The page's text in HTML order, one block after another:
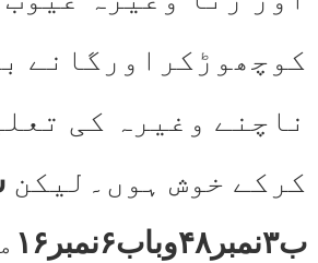
کوچھوڑکراورگانے
ناچنے وغیرہ کی
کرکے خوش ہوں۔لیکن
ب۳نمبر۴۸وباب۶نمبر۱۶